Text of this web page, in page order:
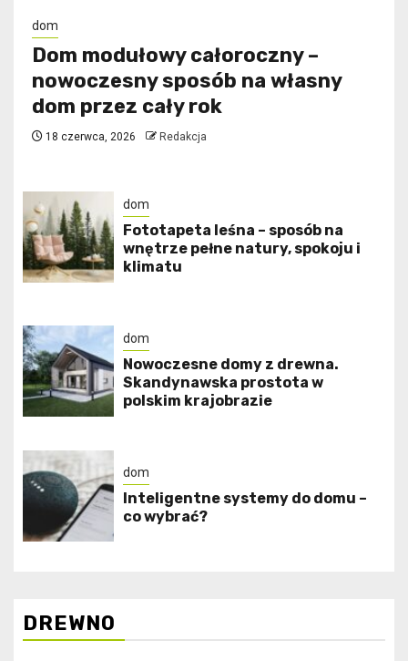
dom
Dom modułowy całoroczny –
nowoczesny sposób na własny
dom przez cały rok
18 czerwca, 2026 Redakcja
dom
​Fototapeta leśna – sposób na
wnętrze pełne natury, spokoju i
klimatu
dom
Nowoczesne domy z drewna.
Skandynawska prostota w
polskim krajobrazie
dom
Inteligentne systemy do domu –
co wybrać?
DREWNO